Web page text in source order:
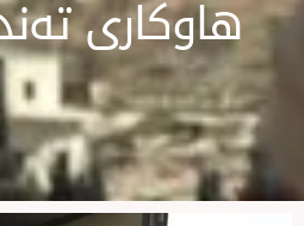
هاوکاری